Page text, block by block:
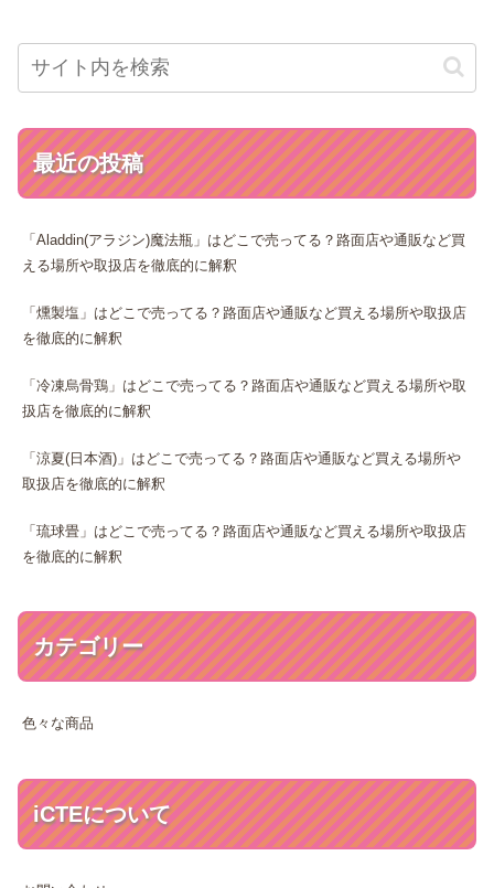
最近の投稿
「Aladdin(アラジン)魔法瓶」はどこで売ってる？路面店や通販など買
える場所や取扱店を徹底的に解釈
「燻製塩」はどこで売ってる？路面店や通販など買える場所や取扱店
を徹底的に解釈
「冷凍烏骨鶏」はどこで売ってる？路面店や通販など買える場所や取
扱店を徹底的に解釈
「涼夏(日本酒)」はどこで売ってる？路面店や通販など買える場所や
取扱店を徹底的に解釈
「琉球畳」はどこで売ってる？路面店や通販など買える場所や取扱店
を徹底的に解釈
カテゴリー
色々な商品
iCTEについて